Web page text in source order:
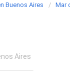
Buenos Aires Mar
Aires